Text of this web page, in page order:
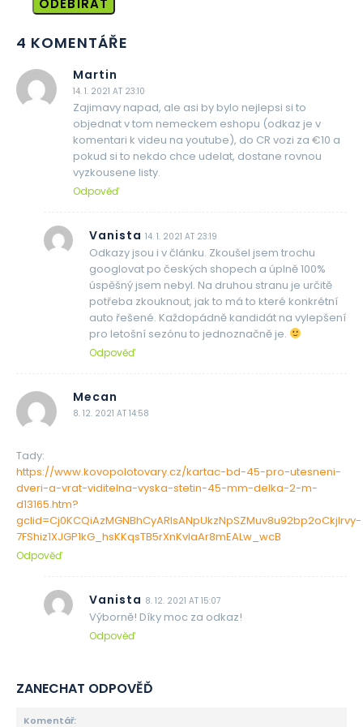
ODEBÍRAT
4 KOMENTÁŘE
Martin
14. 1. 2021 AT 23:10
Zajimavy napad, ale asi by bylo nejlepsi si to
objednat v tom nemeckem eshopu (odkaz je v
komentari k videu na youtube), do CR vozi za €10 a
pokud si to nekdo chce udelat, dostane rovnou
vyzkousene listy.
Odpověď
Vanista 14. 1. 2021 AT 23:19
Odkazy jsou i v článku. Zkoušel jsem trochu
googlovat po českých shopech a úplně 100%
úspěšný jsem nebyl. Na druhou stranu je určitě
potřeba zkouknout, jak to má to které konkrétní
auto řešené. Každopádně kandidát na vylepšení
pro letošní sezónu to jednoznačně je.
Odpověď
Mecan
8. 12. 2021 AT 14:58
Tady:
https://www.kovopolotovary.cz/kartac-bd-45-pro-utesneni-
dveri-a-vrat-viditelna-vyska-stetin-45-mm-delka-2-m-
d13165.htm?
gclid=Cj0KCQiAzMGNBhCyARIsANpUkzNpSZMuv8u92bp2oCkjIrvy-
7FShiz1XJGP1kG_hsKKqsTB5rXnKvIaAr8mEALw_wcB
Odpověď
Vanista 8. 12. 2021 AT 15:07
Výborně! Díky moc za odkaz!
Odpověď
ZANECHAT ODPOVĚĎ